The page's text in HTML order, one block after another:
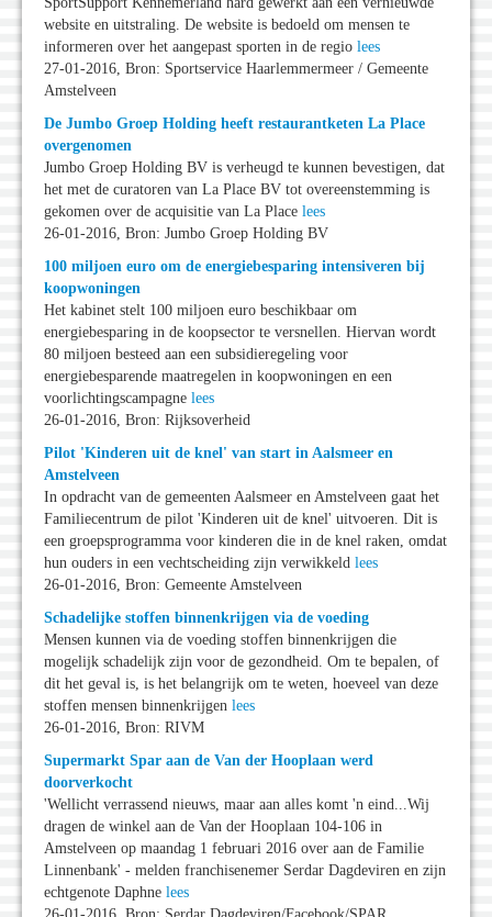
website en uitstraling. De website is bedoeld om mensen te
informeren over het aangepast sporten in de regio lees
27-01-2016, Bron: Sportservice Haarlemmermeer / Gemeente
Amstelveen
De Jumbo Groep Holding heeft restaurantketen La Place
overgenomen
Jumbo Groep Holding BV is verheugd te kunnen bevestigen, dat
het met de curatoren van La Place BV tot overeenstemming is
gekomen over de acquisitie van La Place lees
26-01-2016, Bron: Jumbo Groep Holding BV
100 miljoen euro om de energiebesparing intensiveren bij
koopwoningen
Het kabinet stelt 100 miljoen euro beschikbaar om
energiebesparing in de koopsector te versnellen. Hiervan wordt
80 miljoen besteed aan een subsidieregeling voor
energiebesparende maatregelen in koopwoningen en een
voorlichtingscampagne lees
26-01-2016, Bron: Rijksoverheid
Pilot 'Kinderen uit de knel' van start in Aalsmeer en
Amstelveen
In opdracht van de gemeenten Aalsmeer en Amstelveen gaat het
Familiecentrum de pilot 'Kinderen uit de knel' uitvoeren. Dit is
een groepsprogramma voor kinderen die in de knel raken, omdat
hun ouders in een vechtscheiding zijn verwikkeld lees
26-01-2016, Bron: Gemeente Amstelveen
Schadelijke stoffen binnenkrijgen via de voeding
Mensen kunnen via de voeding stoffen binnenkrijgen die
mogelijk schadelijk zijn voor de gezondheid. Om te bepalen, of
dit het geval is, is het belangrijk om te weten, hoeveel van deze
stoffen mensen binnenkrijgen lees
26-01-2016, Bron: RIVM
Supermarkt Spar aan de Van der Hooplaan werd
doorverkocht
'Wellicht verrassend nieuws, maar aan alles komt 'n eind...Wij
dragen de winkel aan de Van der Hooplaan 104-106 in
Amstelveen op maandag 1 februari 2016 over aan de Familie
Linnenbank' - melden franchisenemer Serdar Dagdeviren en zijn
echtgenote Daphne lees